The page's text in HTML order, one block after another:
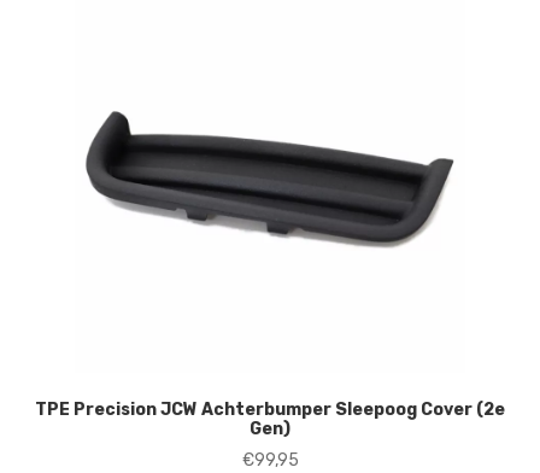
TPE Precision JCW Achterbumper Sleepoog Cover (2e
Gen)
€99,95